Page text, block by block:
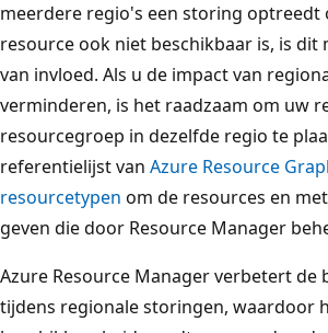
meerdere regio's een storing optreedt
resource ook niet beschikbaar is, is dit
van invloed. Als u de impact van
verminderen, is het raadzaam om uw
resourcegroep in dezelfde regio te
referentielijst van Azure Resource
resourcetypen om de resources en
geven die door Resource Manager
Azure Resource Manager verbetert de
tijdens regionale storingen, waardoor